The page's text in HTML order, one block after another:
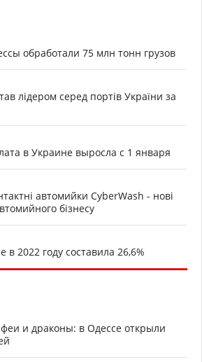
обработали 75 млн тонн грузов
лідером серед портів України за
в Украине выросла с 1 января
автомийки CyberWash - нові
бізнесу
2022 году составила 26,6%
и драконы: в Одессе открыли